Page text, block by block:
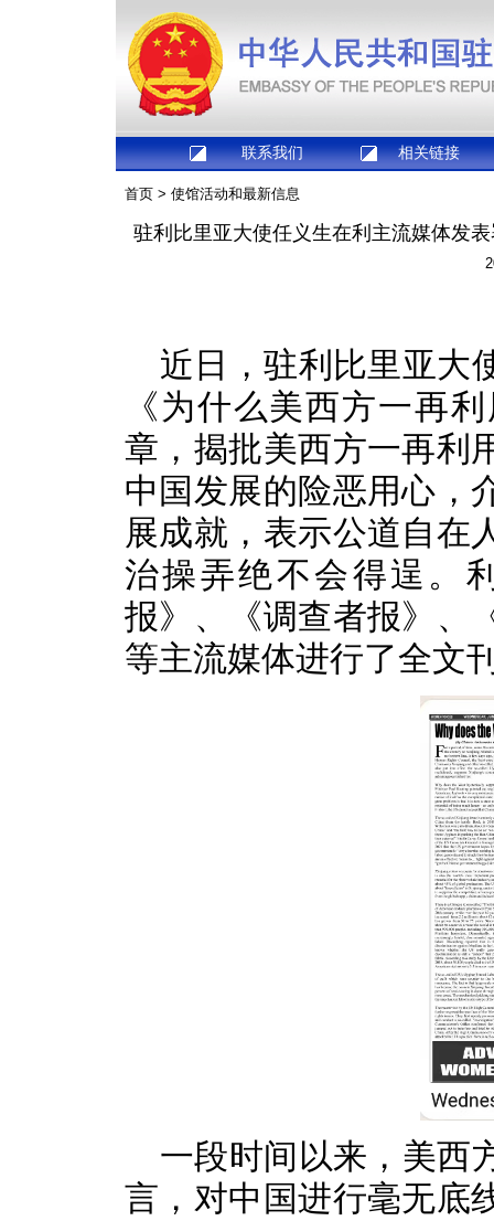
联系我们 相关链接
首页 > 使馆活动和最新信息
驻利比里亚大使任义生在利主流媒体发
近日，驻利比里亚大
《为什么美西方一再
章，揭批美西方一再利
中国发展的险恶用心，
展成就，表示公道自在
治操弄绝不会得逞。
报》、《调查者报》、
等主流媒体进行了全文
一段时间以来，美西
言，对中国进行毫无底